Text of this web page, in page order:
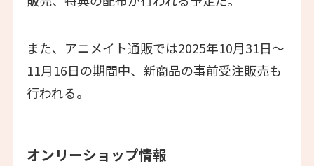
また、アニメイト通販では2025年10月31日～
11月16日の期間中、新商品の事前受注販売も
行われる。
オンリーショップ情報